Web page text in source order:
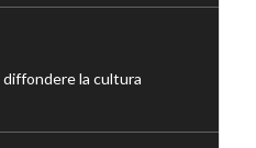
diffondere la cultura